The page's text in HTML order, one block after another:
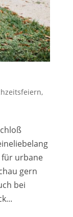
,
urbane
gern
bei